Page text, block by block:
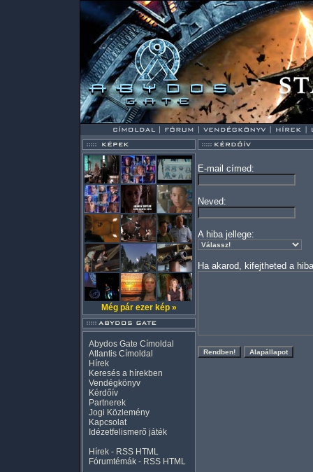
Még pár ezer kép »
Abydos Gate Címoldal
Atlantis Címoldal
Hírek
Keresés a hírekben
Vendégkönyv
Kérdőív
Partnerek
Jogi Közlemény
Kapcsolat
Idézetfelismerő játék
Hírek - RSS HTML
Fórumtémák - RSS HTML
E-mail címed:
Neved:
A hiba jellege:
Ha akarod, kifejtheted a